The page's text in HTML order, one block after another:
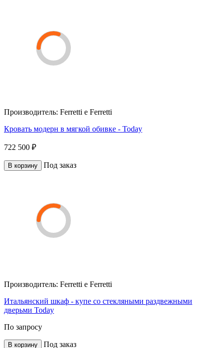
Производитель: Ferretti e Ferretti
Кровать модерн в мягкой обивке - Today
722 500 ₽
В корзину Под заказ
Производитель: Ferretti e Ferretti
Итальянский шкаф - купе со стекляными раздвежными
дверьми Тоday
По запросу
В корзину Под заказ